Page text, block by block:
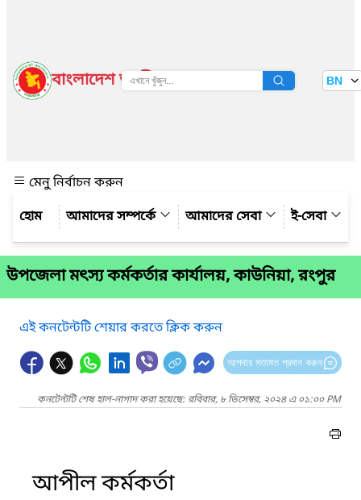
বাংলাদেশ জাতীয় তথ্য বাতায়ন BN
মেনু নির্বাচন করুন
আমাদের সম্পর্কে
আমাদের সেবা ই-সেবা
উপজেলা মৎস্য কর্মকর্তার কার্যালয়, কাউনিয়া, রংপুর
এই কনটেন্টটি শেয়ার করতে ক্লিক করুন
আপনার মতামত প্রদান করুন
কনটেন্টটি শেষ হাল-নাগাদ করা হয়েছে: রবিবার, ৮ ডিসেম্বর, ২০২৪ এ ০১:০০ PM
আপীল কর্মকর্তা